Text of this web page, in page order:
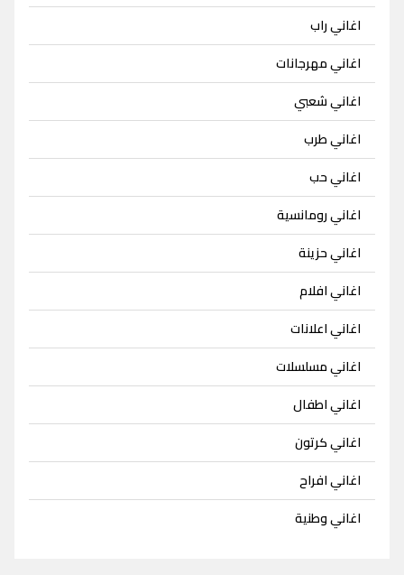
اغاني راب
اغاني مهرجانات
اغاني شعبي
اغاني طرب
اغاني حب
اغاني رومانسية
اغاني حزينة
اغاني افلام
اغاني اعلانات
اغاني مسلسلات
اغاني اطفال
اغاني كرتون
اغاني افراح
اغاني وطنية